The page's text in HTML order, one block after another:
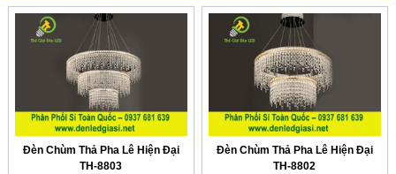
Đèn Chùm Thả Pha Lê Hiện Đại
TH-8803
Đèn Chùm Thả Pha Lê Hiện Đại
TH-8802